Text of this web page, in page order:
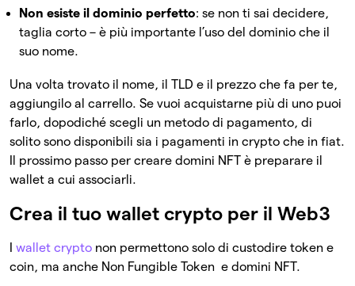
Non esiste il dominio perfetto: se non ti sai decidere,
taglia corto – è più importante l’uso del dominio che il
suo nome.
Una volta trovato il nome, il TLD e il prezzo che fa per te,
aggiungilo al carrello. Se vuoi acquistarne più di uno puoi
farlo, dopodiché scegli un metodo di pagamento, di
solito sono disponibili sia i pagamenti in crypto che in fiat.
Il prossimo passo per creare domini NFT è preparare il
wallet a cui associarli.
Crea il tuo wallet crypto per il Web3
wallet crypto non permettono solo di custodire token e
coin, ma anche Non Fungible Token e domini NFT.